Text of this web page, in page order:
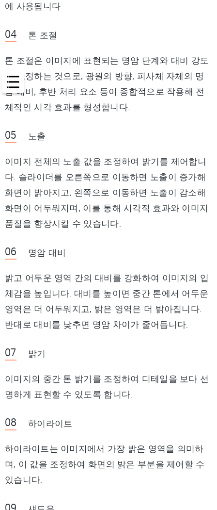
에 사용됩니다.
톤 조절
톤 조절은 이미지에 표현되는 명암 단계와 대비 강도
를 조정하는 것으로, 광원의 방향, 피사체 자체의 명
암 대비, 후반 처리 요소 등이 종합적으로 작용해 전
체적인 시각 효과를 형성합니다.
노출
이미지 전체의 노출 값을 조정하여 밝기를 제어합니
다. 슬라이더를 오른쪽으로 이동하면 노출이 증가해
화면이 밝아지고, 왼쪽으로 이동하면 노출이 감소해
화면이 어두워지며, 이를 통해 시각적 효과와 이미지
품질을 향상시킬 수 있습니다.
명암 대비
밝고 어두운 영역 간의 대비를 강화하여 이미지의 입
체감을 높입니다. 대비를 높이면 중간 톤에서 어두운
영역은 더 어두워지고, 밝은 영역은 더 밝아집니다.
반대로 대비를 낮추면 명암 차이가 줄어듭니다.
밝기
이미지의 중간 톤 밝기를 조정하여 디테일을 보다 선
명하게 표현할 수 있도록 합니다.
하이라이트
하이라이트는 이미지에서 가장 밝은 영역을 의미하
며, 이 값을 조정하여 화면의 밝은 부분을 제어할 수
있습니다.